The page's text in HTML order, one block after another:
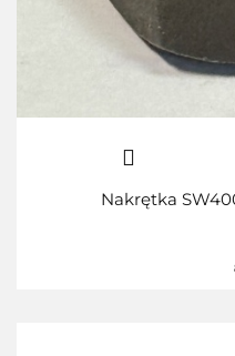
Nakrętka